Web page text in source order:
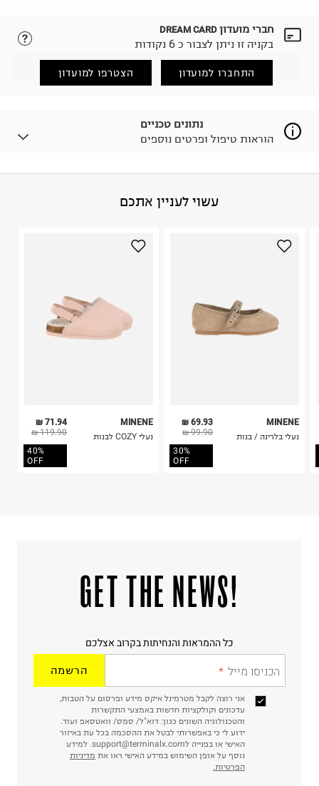
לבחירת בשיטת המשלוח המתאימה לכם,
הזמנתם והתחרטתם?
(במקום ב-19.9 ₪) לזמן מוגבל! חינם בהזמנות מעל 500 ₪.
למידע נא ללחוץ כאן
.
לפני החזרת החבילה, חשוב להדביק את מדבקת הגוביינא על
פריטים שבירים יש להחזיר עם שליח דרך ממשק ההחזרות
3. מוצרי טיפוח ניתן להחזיר סגורים באריזתם המקורית
חברי מועדון DREAM CARD
בקניה זו ניתן לצבור כ 6 נקודות
התחברו למועדון הצטרפו למועדון
נתונים טכניים
הוראות טיפול ופרטים נוספים
היבואן
עשוי לעניין אתכם
71.94 ₪
119.90 ₪
40%
OFF
MINENE
נעלי COZY לבנות
69.93 ₪
99.90 ₪
30%
OFF
MINENE
נעלי בלרינה / בנות
!GET THE NEWS
כל ההמראות והנחיתות בקרוב אצלכם
הכניסו מייל הרשמה
אני רוצה לקבל מטרמינל איקס מידע ופרסום על הטבות,
עדכונים וקולקציות חדשות באמצעי התקשרות
והטכנולוגיה השונים כגון: דוא"ל/ סמס/ וואטסאפ ועוד.
ידוע לי כי באפשרותי לבטל את ההסכמה בכל עת באיזור
האישי או בפנייה לsupport@terminalx.com. למידע
נוסף על אופן השימוש במידע האישי ראו את מדיניות
הפרטיות.